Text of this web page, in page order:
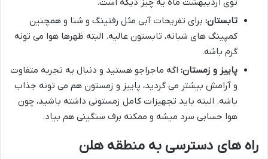
تابستان: برای تفریحات آبی مثل رفتینگ و شنا و همچنین
کمپینگ های شبانه، تابستون عالیه. البته ظهرها هوا می تونه
گرم باشه.
پاییز و زمستان: اگه ماجراجو هستید و دنبال یه تجربه متفاوت
و آرامش بیشتر می گردید، پاییز و زمستون هم می تونه جذاب
باشه. البته باید تجهیزات کامل زمستونی داشته باشید، چون
هوا حسابی سرد میشه و ممکنه برف سنگینی هم بیاد.
راه های دسترسی به منطقه هلن